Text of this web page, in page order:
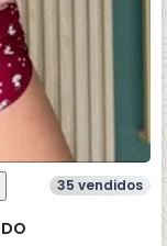
35 vendidos